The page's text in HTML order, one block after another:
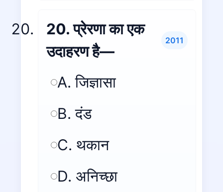
20. प्रेरणा का एक
उदाहरण है—
2011
A. जिज्ञासा
B. दंड
C. थकान
D. अनिच्छा